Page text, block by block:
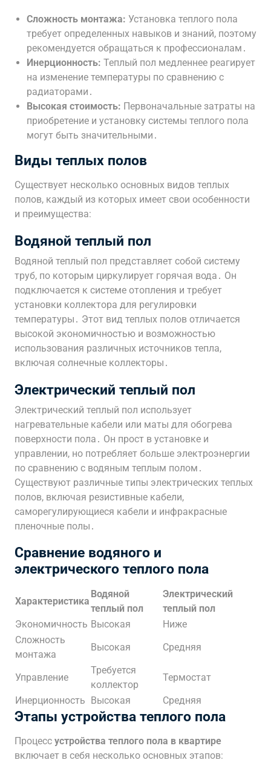
Сложность монтажа: Установка теплого пола
требует определенных навыков и знаний, поэтому
рекомендуется обращаться к профессионалам․
Инерционность: Теплый пол медленнее реагирует
на изменение температуры по сравнению с
радиаторами․
Высокая стоимость: Первоначальные затраты на
приобретение и установку системы теплого пола
могут быть значительными․
Виды теплых полов
Существует несколько основных видов теплых
полов, каждый из которых имеет свои особенности
и преимущества:
Водяной теплый пол
Водяной теплый пол представляет собой систему
труб, по которым циркулирует горячая вода․ Он
подключается к системе отопления и требует
установки коллектора для регулировки
температуры․ Этот вид теплых полов отличается
высокой экономичностью и возможностью
использования различных источников тепла,
включая солнечные коллекторы․
Электрический теплый пол
Электрический теплый пол использует
нагревательные кабели или маты для обогрева
поверхности пола․ Он прост в установке и
управлении, но потребляет больше электроэнергии
по сравнению с водяным теплым полом․
Существуют различные типы электрических теплых
полов, включая резистивные кабели,
саморегулирующиеся кабели и инфракрасные
пленочные полы․
Сравнение водяного и
электрического теплого пола
Характеристика
Водяной
теплый пол
Электрический
теплый пол
Экономичность Высокая
Ниже
Сложность
монтажа
Высокая Средняя
Управление
Требуется
коллектор
Термостат
Инерционность Высокая Средняя
Этапы устройства теплого пола
Процесс устройства теплого пола в квартире
включает в себя несколько основных этапов: